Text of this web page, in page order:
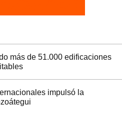
más de 51.000 edificaciones
impulsó la